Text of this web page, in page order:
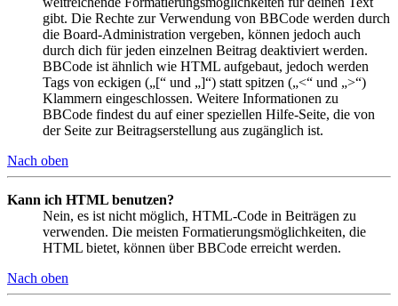
gibt. Die Rechte zur Verwendung von BBCode werden durch
die Board-Administration vergeben, können jedoch auch
durch dich für jeden einzelnen Beitrag deaktiviert werden.
BBCode ist ähnlich wie HTML aufgebaut, jedoch werden
Tags von eckigen („[“ und „]“) statt spitzen („<“ und „>“)
Klammern eingeschlossen. Weitere Informationen zu
BBCode findest du auf einer speziellen Hilfe-Seite, die von
der Seite zur Beitragserstellung aus zugänglich ist.
Nach oben
Kann ich HTML benutzen?
Nein, es ist nicht möglich, HTML-Code in Beiträgen zu
verwenden. Die meisten Formatierungsmöglichkeiten, die
HTML bietet, können über BBCode erreicht werden.
Nach oben